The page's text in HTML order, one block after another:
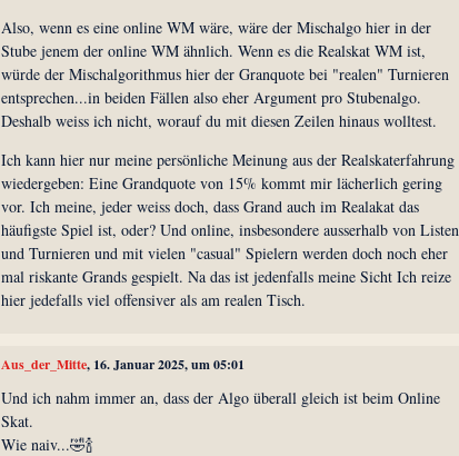
Also, wenn es eine online WM wäre, wäre der Mischalgo hier in der
Stube jenem der online WM ähnlich. Wenn es die Realskat WM ist,
würde der Mischalgorithmus hier der Granquote bei "realen" Turnieren
entsprechen...in beiden Fällen also eher Argument pro Stubenalgo.
Deshalb weiss ich nicht, worauf du mit diesen Zeilen hinaus wolltest.
Ich kann hier nur meine persönliche Meinung aus der Realskaterfahrung
wiedergeben: Eine Grandquote von 15% kommt mir lächerlich gering
vor. Ich meine, jeder weiss doch, dass Grand auch im Realakat das
häufigste Spiel ist, oder? Und online, insbesondere ausserhalb von Listen
und Turnieren und mit vielen "casual" Spielern werden doch noch eher
mal riskante Grands gespielt. Na das ist jedenfalls meine Sicht Ich reize
hier jedefalls viel offensiver als am realen Tisch.
Aus_der_Mitte, 16. Januar 2025, um 05:01
Und ich nahm immer an, dass der Algo überall gleich ist beim Online
Skat.
Wie naiv...🤣🍾